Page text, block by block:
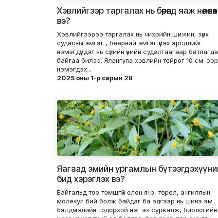
Хэвлийгээр таргалах нь бөөрөнд яаж нөлөөлөх
вэ?
Хэвлийгээрээ таргалах нь чихрийн шижин, зүрх
судасны эмгэг , бөөрний эмгэг үүсэх эрсдлийг
нэмэгдүүлдэг нь сүүлийн үеийн судалгаагаар
байгаа билээ. Ялангуяа хэвлийн тойрог 10 см-ээр
нэмэгдэх...
2025 оны 1-р сарын 28
Яагаад эмийн ургамлын
бид хэрэглэх вэ?
Байгальд тоо томшгүй олон янз, төрөл, ангиллын
молекул бий болж байдаг ба эдгээр нь шинэ эм
бэлдмэлийн тодорхой нэг эх сурвалж, биологийн